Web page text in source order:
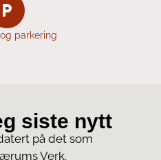
parkering
siste nytt
på det som
Verk.